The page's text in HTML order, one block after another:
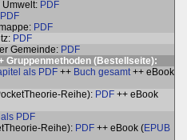
PDF
PDF
PDF
PDF
Gemeinde: PDF
Gruppenmethoden (Bestellseite):
als PDF ++ Buch gesamt++ eBook
Reihe): PDF ++ eBook
PDF
Reihe): PDF ++ eBook (EPUB